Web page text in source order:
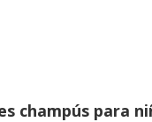
champús para